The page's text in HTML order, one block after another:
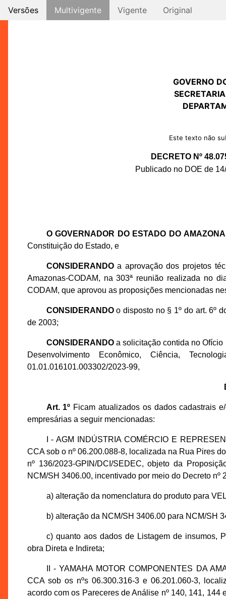
Versões Multivigente Vigente Original
GOVERNO
Este texto não
DECRETO Nº
Publicado no DOE de
O GOVERNADOR DO ESTADO DO
Constituição do Estado, e
CONSIDERANDOa aprovação dos projetos
Amazonas-CODAM, na 303ª reunião realizada no
CODAM, que aprovou as proposições mencionadas
CONSIDERANDOo disposto no § 1º do art. 6º
de 2003;
CONSIDERANDOa solicitação contida no Ofício
Desenvolvimento Econômico, Ciência,
01.01.016101.003302/2023-99,
Art. 1º Ficam atualizados os dados cadastrais
empresárias a seguir mencionadas:
I - AGM INDÚSTRIA COMÉRCIO E
CCA sob o nº 06.200.088-8, localizada na Rua Pires
nº 136/2023-GPIN/DCI/SEDEC, objeto da
NCM/SH 3406.00, incentivado por meio do Decreto
a) alteração da nomenclatura do produto para
b) alteração da NCM/SH 3406.00 para NCM/SH
c) quanto aos dados de Listagem de insumos,
obra Direta e Indireta;
II - YAMAHA MOTOR COMPONENTES DA
CCA sob os nºs 06.300.316-3 e 06.201.060-3,
acordo com os Pareceres de Análise nº 140, 141,